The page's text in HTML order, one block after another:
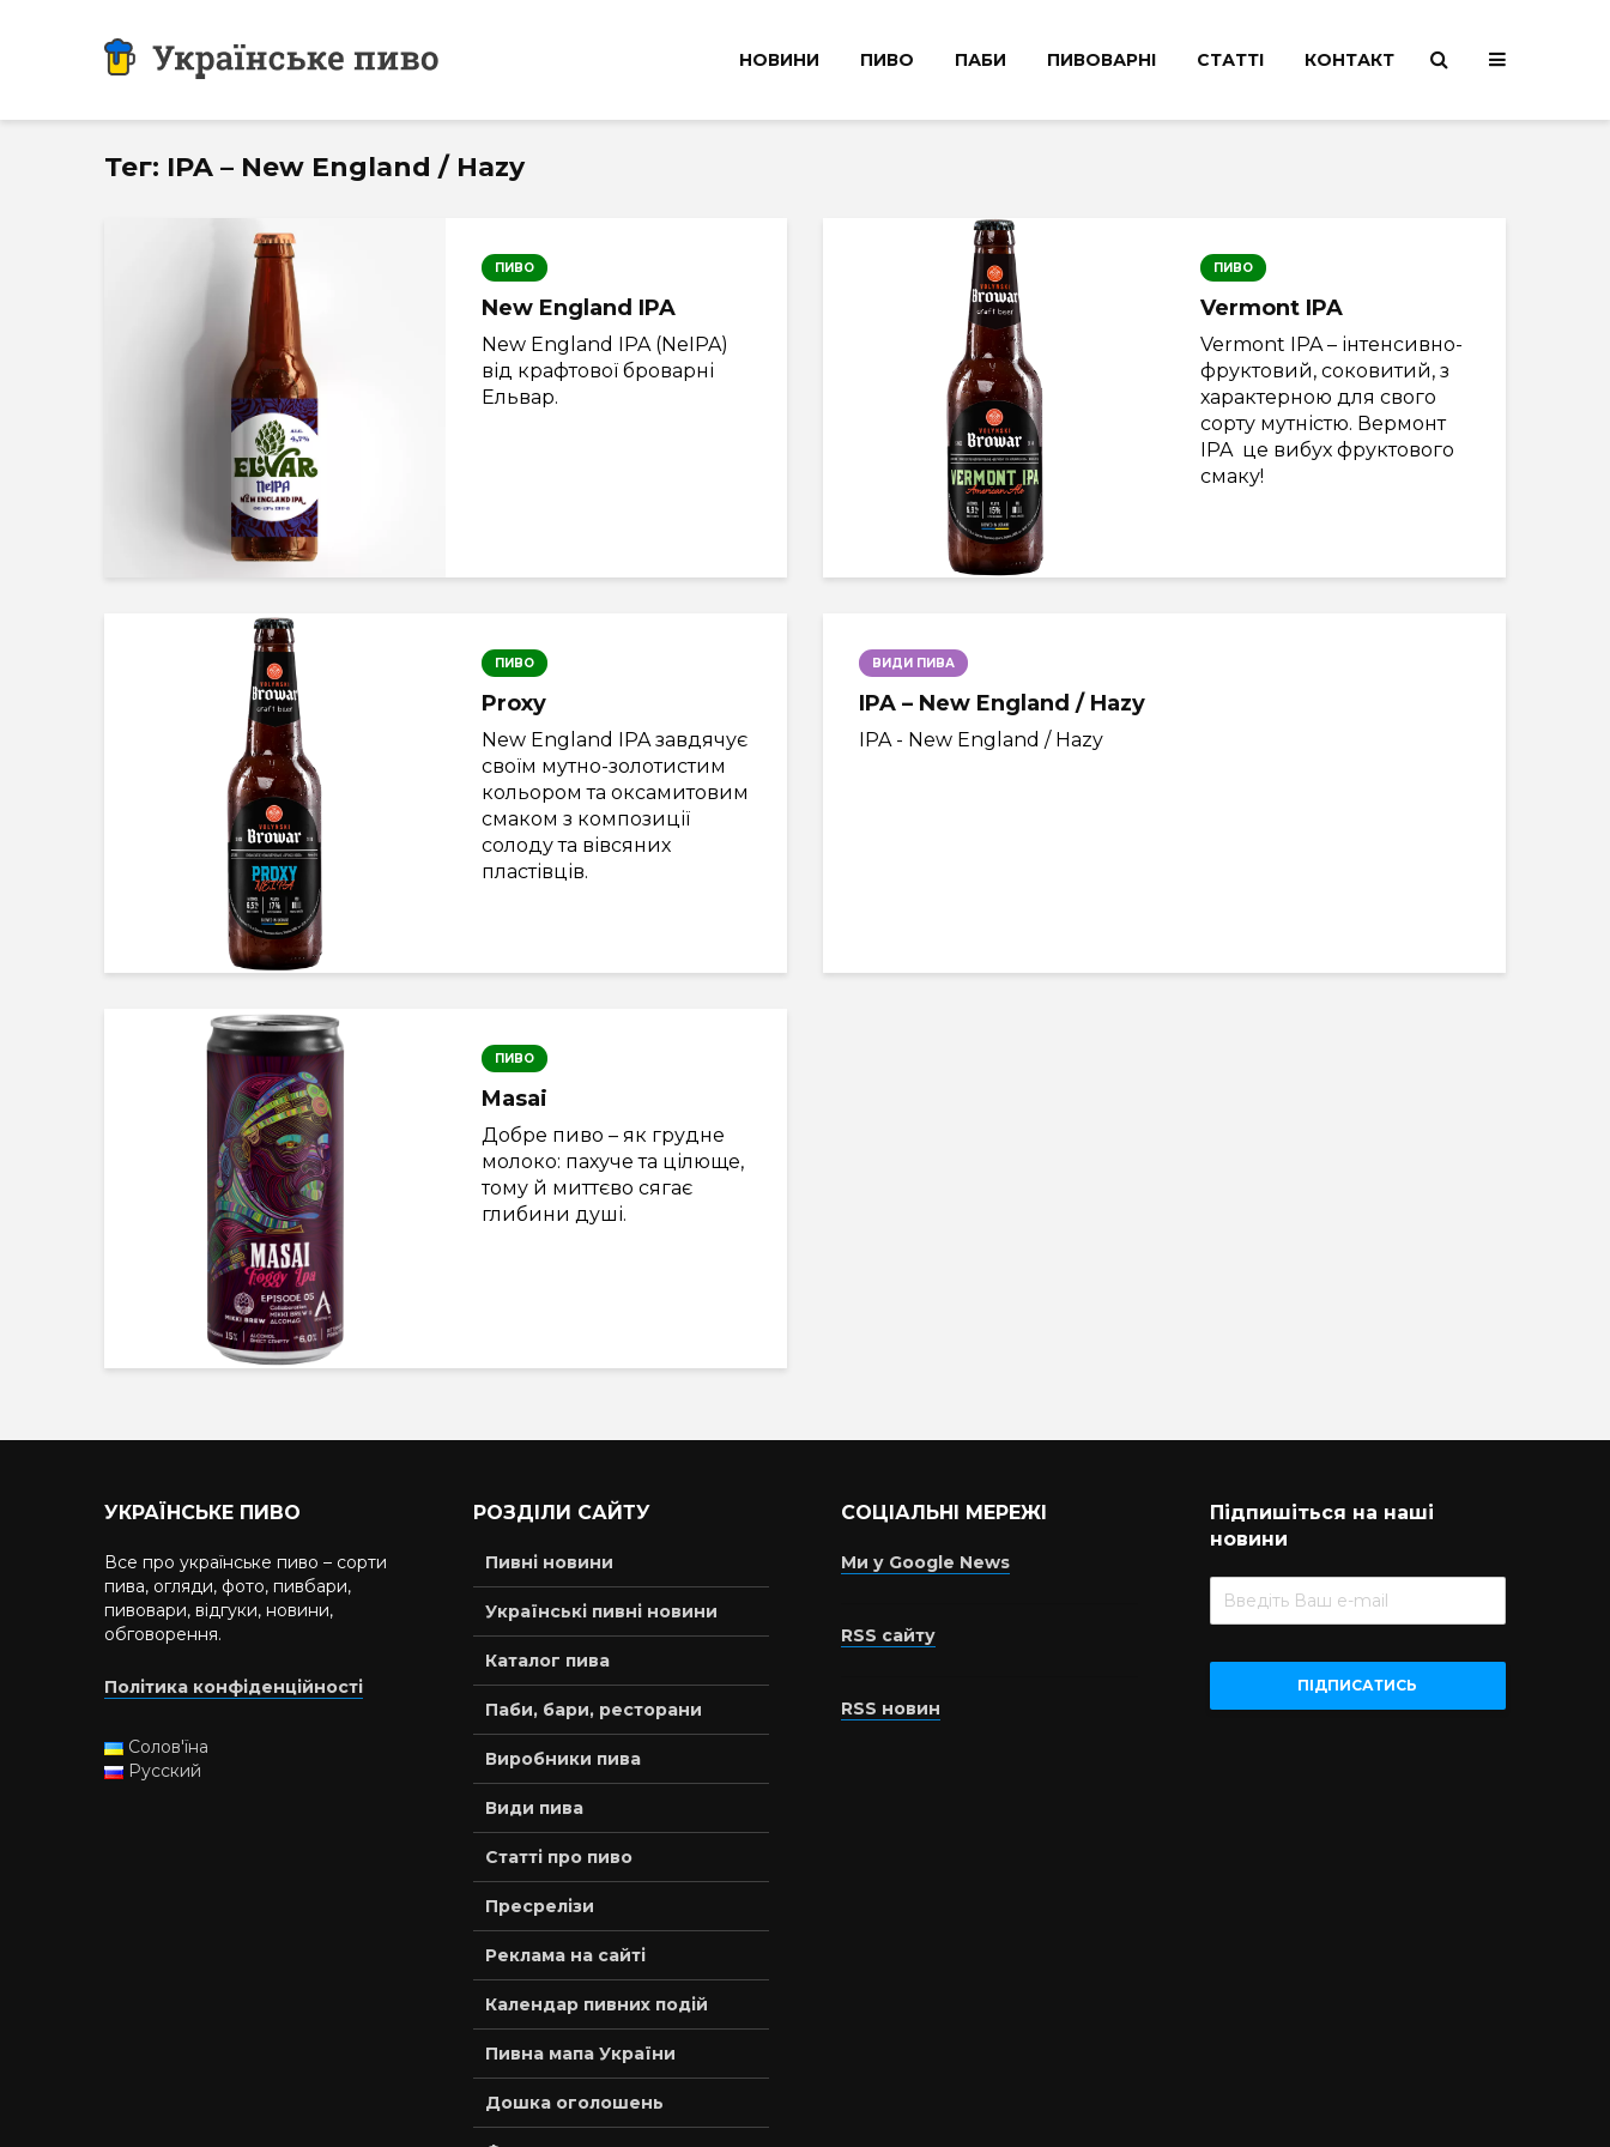
НОВИНИ ПИВО ПАБИ ПИВОВАРНІ СТАТТІ КОНТАКТ
Тег: IPA – New England / Hazy
ПИВО
New England IPA
New England IPA (NeIPA)
від крафтової броварні
Ельвар.
ПИВО
Vermont IPA
Vermont IPA – інтенсивно-
фруктовий, соковитий, з
характерною для свого
сорту мутністю. Вермонт
IPA це вибух фруктового
смаку!
ПИВО
Proxy
New England IPA завдячує
своїм мутно-золотистим
кольором та оксамитовим
смаком з композиції
солоду та вівсяних
пластівців.
ВИДИ ПИВА
IPA – New England / Hazy
IPA - New England / Hazy
ПИВО
Masai
Добре пиво – як грудне
молоко: пахуче та цілюще,
тому й миттєво сягає
глибини душі.
УКРАЇНСЬКЕ ПИВО
Все про українське пиво – сорти
пива, огляди, фото, пивбари,
пивовари, відгуки, новини,
обговорення.
Політика конфіденційності
Солов'їна
Русский
РОЗДІЛИ САЙТУ
Пивні новини
Українські пивні новини
Каталог пива
Паби, бари, ресторани
Виробники пива
Види пива
Статті про пиво
Пресрелізи
Реклама на сайті
Календар пивних подій
Пивна мапа України
Дошка оголошень
СОЦІАЛЬНІ МЕРЕЖІ
Ми у Google News
RSS сайту
RSS новин
Підпишіться на наші
новини